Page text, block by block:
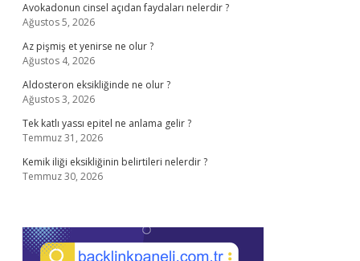
Avokadonun cinsel açıdan faydaları nelerdir ?
Ağustos 5, 2026
Az pişmiş et yenirse ne olur ?
Ağustos 4, 2026
Aldosteron eksikliğinde ne olur ?
Ağustos 3, 2026
Tek katlı yassı epitel ne anlama gelir ?
Temmuz 31, 2026
Kemik iliği eksikliğinin belirtileri nelerdir ?
Temmuz 30, 2026